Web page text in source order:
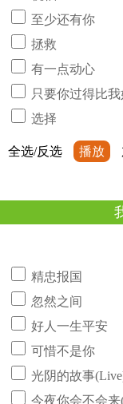
至少还有你
拯救
有一点动心
只要你过得比
选择
全选/反选 播放
精忠报国
忽然之间
好人一生平安
可惜不是你
光阴的故事
今夜你会不会